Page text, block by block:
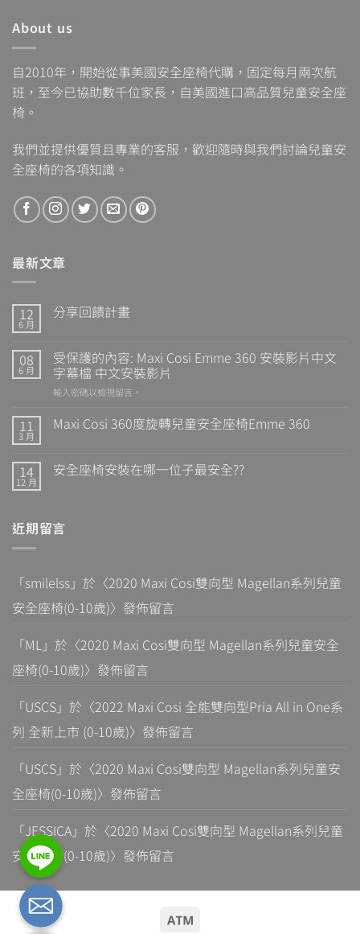
About us
自2010年，開始從事美國安全座椅代購，固定每月兩次航
班，至今已協助數千位家長，自美國進口高品質兒童安全座
椅。
我們並提供優質且專業的客服，歡迎隨時與我們討論兒童安
全座椅的各項知識。
最新文章
12
6 月
分享回饋計畫
08
6 月
受保護的內容: Maxi Cosi Emme 360 安裝影片中文
字幕檔 中文安裝影片
輸入密碼以檢視留言。
11
3 月
Maxi Cosi 360度旋轉兒童安全座椅Emme 360
14
12 月
安全座椅安裝在哪一位子最安全??
近期留言
「smilelss」於〈2020 Maxi Cosi雙向型 Magellan系列兒童
安全座椅(0-10歲)〉發佈留言
「ML」於〈2020 Maxi Cosi雙向型 Magellan系列兒童安全
座椅(0-10歲)〉發佈留言
「USCS」於〈2022 Maxi Cosi 全能雙向型Pria All in One系
列 全新上市 (0-10歲)〉發佈留言
「USCS」於〈2020 Maxi Cosi雙向型 Magellan系列兒童安
全座椅(0-10歲)〉發佈留言
「JESSICA」於〈2020 Maxi Cosi雙向型 Magellan系列兒童
安全座椅(0-10歲)〉發佈留言